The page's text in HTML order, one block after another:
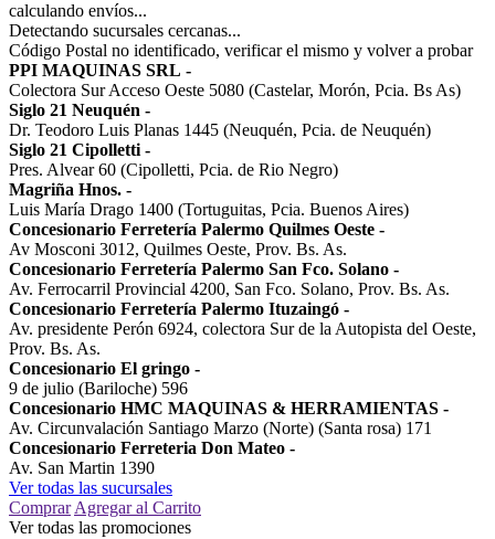
calculando envíos...
Detectando sucursales cercanas...
Código Postal no identificado, verificar el mismo y volver a probar
PPI MAQUINAS SRL -
Colectora Sur Acceso Oeste 5080 (Castelar, Morón, Pcia. Bs As)
Siglo 21 Neuquén -
Dr. Teodoro Luis Planas 1445 (Neuquén, Pcia. de Neuquén)
Siglo 21 Cipolletti -
Pres. Alvear 60 (Cipolletti, Pcia. de Rio Negro)
Magriña Hnos. -
Luis María Drago 1400 (Tortuguitas, Pcia. Buenos Aires)
Concesionario Ferretería Palermo Quilmes Oeste -
Av Mosconi 3012, Quilmes Oeste, Prov. Bs. As.
Concesionario Ferretería Palermo San Fco. Solano -
Av. Ferrocarril Provincial 4200, San Fco. Solano, Prov. Bs. As.
Concesionario Ferretería Palermo Ituzaingó -
Av. presidente Perón 6924, colectora Sur de la Autopista del Oeste,
Prov. Bs. As.
Concesionario El gringo -
9 de julio (Bariloche) 596
Concesionario HMC MAQUINAS & HERRAMIENTAS -
Av. Circunvalación Santiago Marzo (Norte) (Santa rosa) 171
Concesionario Ferreteria Don Mateo -
Av. San Martin 1390
Ver todas las sucursales
Comprar Agregar al Carrito
Ver todas las promociones